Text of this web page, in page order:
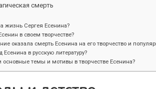
смерть
жизнь Сергея Есенина?
в своем творчестве?
оказала смерть Есенина на его творчество и
Есенина в русскую литературу?
основные темы и мотивы в творчестве Есенина?